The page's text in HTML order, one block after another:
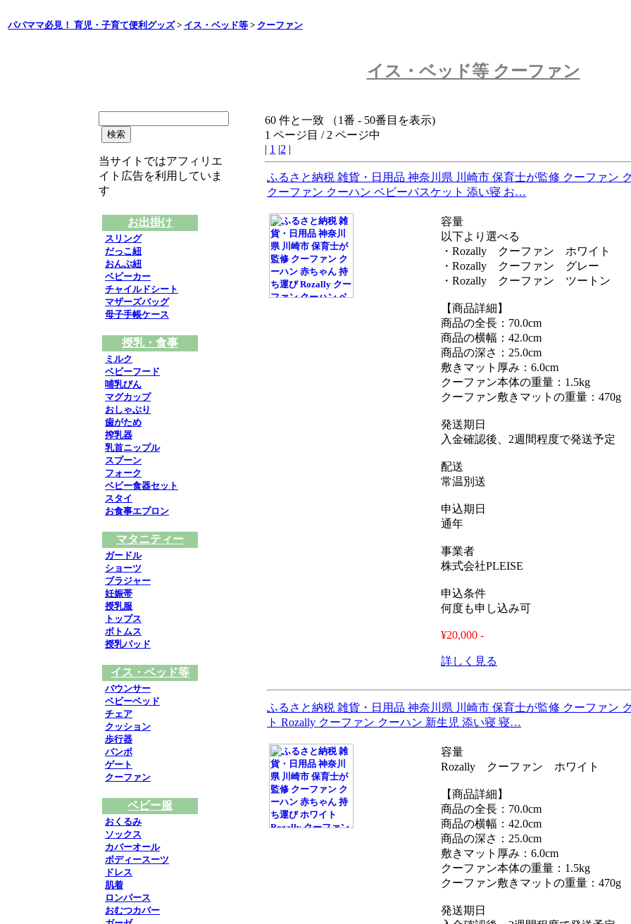
パパママ必見！ 育児・子育て便利グッズ> イス・ベッド等 > クーファン
イス・ベッド等 クーファン
当サイトではアフィリエ
イト広告を利用していま
す
お出掛け
スリング
だっこ紐
おんぶ紐
ベビーカー
チャイルドシート
マザーズバッグ
母子手帳ケース
授乳・食事
ミルク
ベビーフード
哺乳びん
マグカップ
おしゃぶり
歯がため
搾乳器
乳首ニップル
スプーン
フォーク
ベビー食器セット
スタイ
お食事エプロン
マタニティー
ガードル
ショーツ
ブラジャー
妊娠帯
授乳服
トップス
ボトムス
授乳パッド
イス・ベッド等
バウンサー
ベビーベッド
チェア
クッション
歩行器
バンボ
ゲート
クーファン
ベビー服
おくるみ
ソックス
カバーオール
ボディースーツ
ドレス
肌着
ロンパース
おむつカバー
60 件と一致 （1番 - 50番目を表示)
1 ページ目 / 2 ページ中
| 1 |2 |
ふるさと納税 雑貨・日用品 神奈川県 川崎市 保育士が監修 クーファン
クーファン クーハン ベビーバスケット 添い寝 お…
容量
以下より選べる
・Rozally クーファン ホワイト
・Rozally クーファン グレー
・Rozally クーファン ツートン
【商品詳細】
商品の全長：70.0cm
商品の横幅：42.0cm
商品の深さ：25.0cm
敷きマット厚み：6.0cm
クーファン本体の重量：1.5kg
クーファン敷きマットの重量：470g
発送期日
入金確認後、2週間程度で発送予定
配送
常温別送
申込期日
通年
事業者
株式会社PLEISE
申込条件
何度も申し込み可
¥20,000 -
詳しく見る
ふるさと納税 雑貨・日用品 神奈川県 川崎市 保育士が監修 クーファン
ト Rozally クーファン クーハン 新生児 添い寝 寝…
容量
Rozally クーファン ホワイト
【商品詳細】
商品の全長：70.0cm
商品の横幅：42.0cm
商品の深さ：25.0cm
敷きマット厚み：6.0cm
クーファン本体の重量：1.5kg
クーファン敷きマットの重量：470g
発送期日